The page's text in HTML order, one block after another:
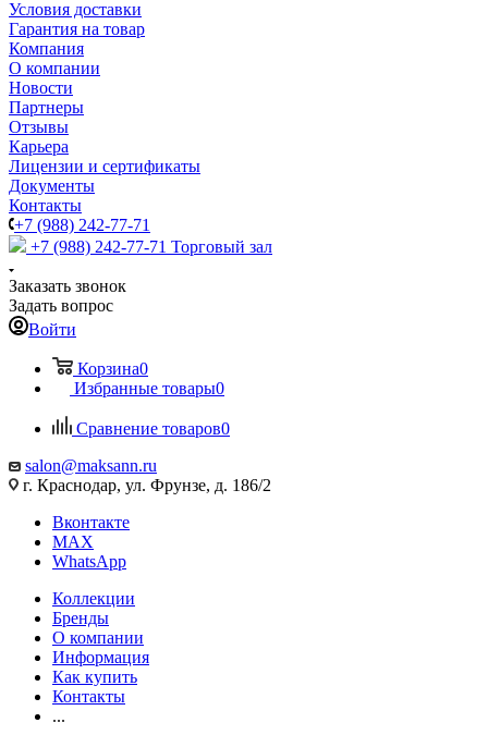
Условия доставки
Гарантия на товар
Компания
О компании
Новости
Партнеры
Отзывы
Карьера
Лицензии и сертификаты
Документы
Контакты
+7 (988) 242-77-71
+7 (988) 242-77-71 Торговый зал
Заказать звонок
Задать вопрос
Войти
Корзина0
Избранные товары0
Сравнение товаров0
salon@maksann.ru
г. Краснодар, ул. Фрунзе, д. 186/2
Вконтакте
MAX
WhatsApp
Коллекции
Бренды
О компании
Информация
Как купить
Контакты
...